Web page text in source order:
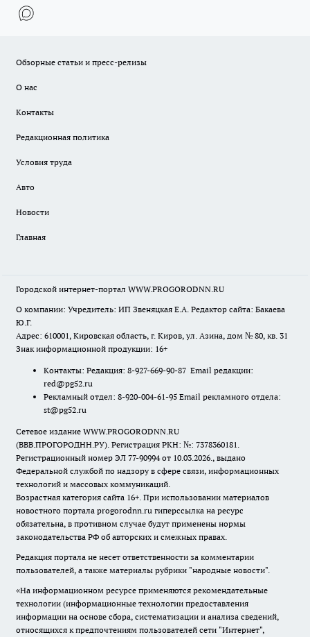
Обзорные статьи и пресс-релизы
О нас
Контакты
Редакционная политика
Условия труда
Авто
Новости
Главная
Городской интернет-портал WWW.PROGORODNN.RU
О компании: Учредитель: ИП Звеняцкая Е.А. Редактор сайта: Бакаева
Ю.Г.
Адрес: 610001, Кировская область, г. Киров, ул. Азина, дом № 80, кв. 31
Знак информационной продукции: 16+
Контакты: Редакция: 8-927-669-90-87 Email редакции:
red@pg52.ru
Рекламный отдел: 8-920-004-61-95 Email рекламного отдела:
st@pg52.ru
Сетевое издание WWW.PROGORODNN.RU
(ВВВ.ПРОГОРОДНН.РУ). Регистрация РКН: №: 7378360181.
Регистрационный номер ЭЛ 77-90994 от 10.03.2026., выдано
Федеральной службой по надзору в сфере связи, информационных
технологий и массовых коммуникаций.
Возрастная категория сайта 16+. При использовании материалов
новостного портала progorodnn.ru гиперссылка на ресурс
обязательна, в противном случае будут применены нормы
законодательства РФ об авторских и смежных правах.
Редакция портала не несет ответственности за комментарии
пользователей, а также материалы рубрики "народные новости".
«На информационном ресурсе применяются рекомендательные
технологии (информационные технологии предоставления
информации на основе сбора, систематизации и анализа сведений,
относящихся к предпочтениям пользователей сети "Интернет",